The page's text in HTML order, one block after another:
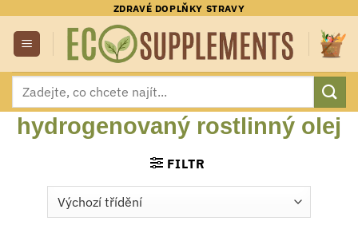
obsah
ZDRAVÉ DOPLŇKY STRAVY
Hledat:
hydrogenovaný rostlinný olej
FILTR